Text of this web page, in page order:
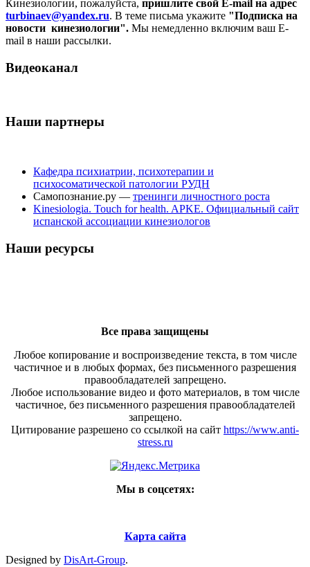
Кинезиологии, пожалуйста, пришлите свой E-mail на адрес
turbinaev@yandex.ru. В теме письма укажите "Подписка на
новости кинезиологии". Мы немедленно включим ваш E-
mail в наши рассылки.
Видеоканал
Наши партнеры
Кафедра психиатрии, психотерапии и
психосоматической патологии РУДН
Самопознание.ру — тренинги личностного роста
Kinesiologia. Touch for health. APKE. Официальный сайт
испанской ассоциации кинезиологов
Наши ресурсы
Все права защищены
Любое копирование и воспроизведение текста, в том числе
частичное и в любых формах, без письменного разрешения
правообладателей запрещено.
Любое использование видео и фото материалов, в том числе
частичное, без письменного разрешения правообладателей
запрещено.
Цитирование разрешено со ссылкой на сайт https://www.anti-
stress.ru
Мы в соцсетях:
Карта сайта
Designed by DisArt-Group.